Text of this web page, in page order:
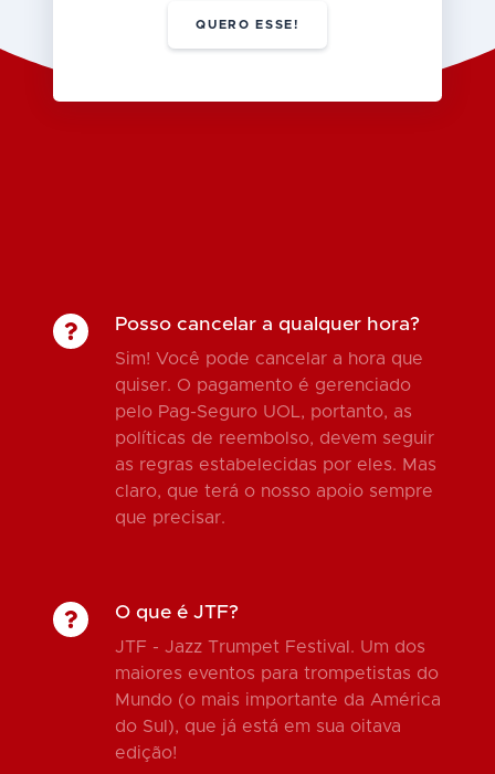
QUERO ESSE!
Posso cancelar a qualquer hora?
Sim! Você pode cancelar a hora que
quiser. O pagamento é gerenciado
pelo Pag-Seguro UOL, portanto, as
políticas de reembolso, devem seguir
as regras estabelecidas por eles. Mas
claro, que terá o nosso apoio sempre
que precisar.
O que é JTF?
JTF - Jazz Trumpet Festival. Um dos
maiores eventos para trompetistas do
Mundo (o mais importante da América
do Sul), que já está em sua oitava
edição!